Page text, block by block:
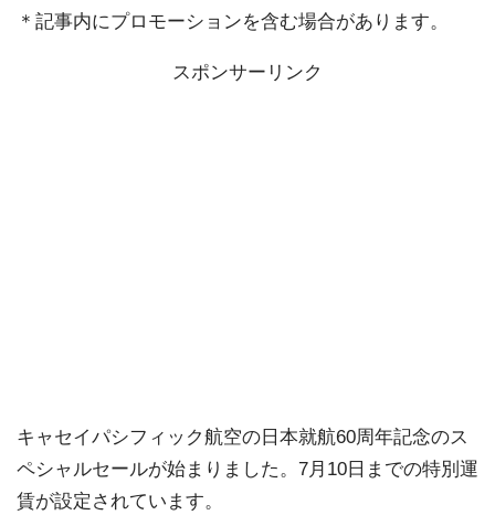
＊記事内にプロモーションを含む場合があります。
スポンサーリンク
キャセイパシフィック航空の日本就航60周年記念のス
ペシャルセールが始まりました。7月10日までの特別運
賃が設定されています。